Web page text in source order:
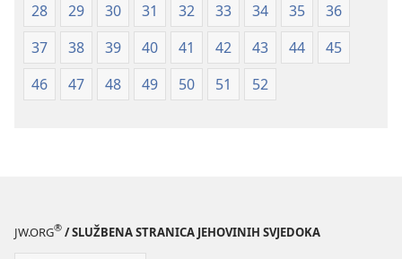
28
29 30 31 32 33 34 35
36
37
38 39 40 41 42 43 44
45
46
47 48 49 50 51 52
JW.ORG® / SLUŽBENA STRANICA JEHOVINIH SVJEDOKA